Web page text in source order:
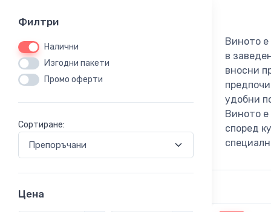
Филтри
Налични
Изгодни пакети
Промо оферти
Сортиране:
Цена
Виното
в
вносни
удобни
Виното е
според